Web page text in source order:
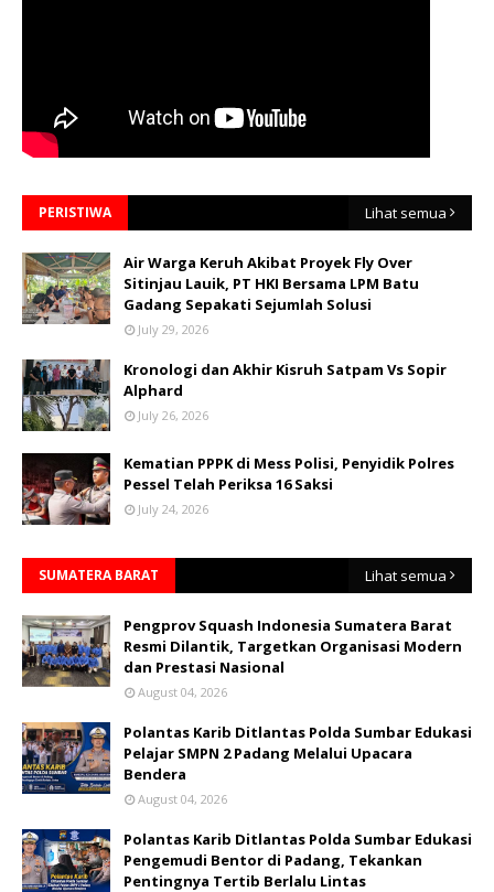
PERISTIWA Lihat semua
Air Warga Keruh Akibat Proyek Fly Over
Sitinjau Lauik, PT HKI Bersama LPM Batu
Gadang Sepakati Sejumlah Solusi
July 29, 2026
Kronologi dan Akhir Kisruh Satpam Vs Sopir
Alphard
July 26, 2026
Kematian PPPK di Mess Polisi, Penyidik Polres
Pessel Telah Periksa 16 Saksi
July 24, 2026
SUMATERA BARAT Lihat semua
Pengprov Squash Indonesia Sumatera Barat
Resmi Dilantik, Targetkan Organisasi Modern
dan Prestasi Nasional
August 04, 2026
Polantas Karib Ditlantas Polda Sumbar Edukasi
Pelajar SMPN 2 Padang Melalui Upacara
Bendera
August 04, 2026
Polantas Karib Ditlantas Polda Sumbar Edukasi
Pengemudi Bentor di Padang, Tekankan
Pentingnya Tertib Berlalu Lintas